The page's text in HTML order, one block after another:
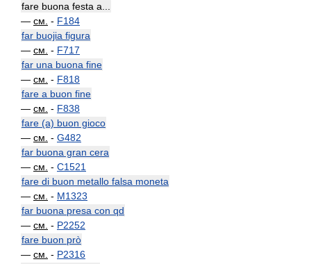
fare buona festa a...
— см. - F184
far buojia figura
— см. - F717
far una buona fine
— см. - F818
fare a buon fine
— см. - F838
fare (a) buon gioco
— см. - G482
far buona gran cera
— см. - C1521
fare di buon metallo falsa moneta
— см. - M1323
far buona presa con qd
— см. - P2252
fare buon prò
— см. - P2316